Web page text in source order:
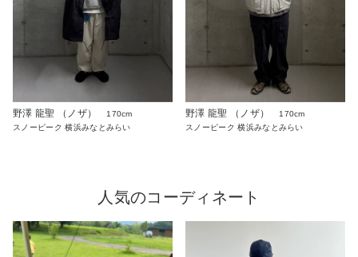
野澤 龍聖 （ノザ）
170cm
スノーピーク 横浜みなとみらい
野澤 龍聖 （ノザ）
170cm
スノーピーク 横浜みなとみらい
人気のコーディネート